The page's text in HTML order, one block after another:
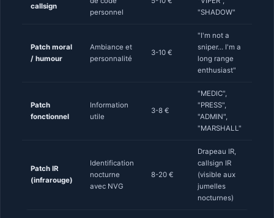
callsign
personnel
"SHADOW"
Patch moral
/ humour
Ambiance et
personnalité
3-10 €
"I'm not a
sniper... I'm a
long range
enthusiast"
Patch
fonctionnel
Information
utile
3-8 €
"MEDIC",
"PRESS",
"ADMIN",
"MARSHALL"
Patch IR
(infrarouge)
Identification
nocturne
avec NVG
8-20 €
Drapeau IR,
callsign IR
(visible aux
jumelles
nocturnes)